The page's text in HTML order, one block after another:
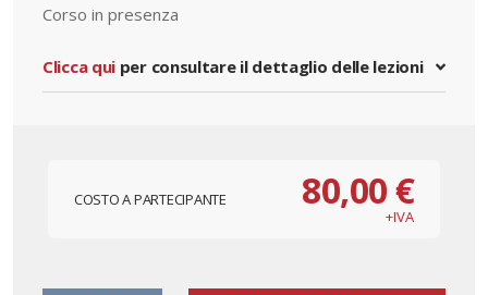
Corso in presenza
Clicca qui per consultare il dettaglio delle lezioni
COSTO A PARTECIPANTE 80,00 €
+IVA